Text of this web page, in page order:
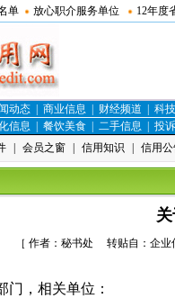
单 放心职介服务单位 12年度
动态 商业信息 财经频道 科
信息 餐饮美食 二手信息 投
会员之窗 信用知识 信用
［ 作者：秘书处 转贴自：企
门，相关单位：